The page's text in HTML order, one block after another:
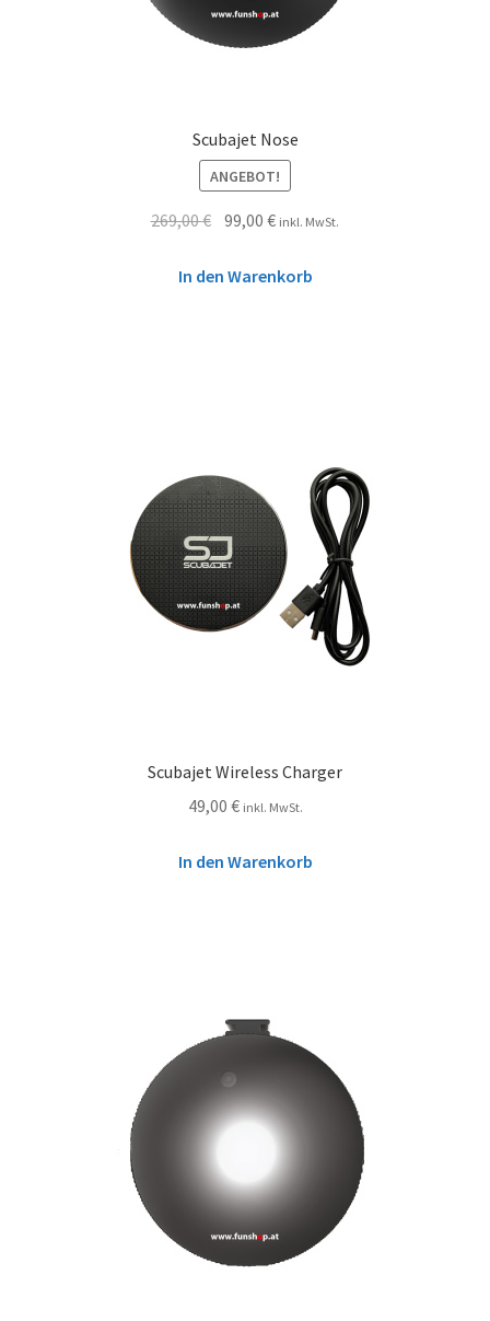
Scubajet Nose
ANGEBOT!
269,00€ 99,00€ inkl. MwSt.
In den Warenkorb
Scubajet Wireless Charger
49,00 € inkl. MwSt.
In den Warenkorb